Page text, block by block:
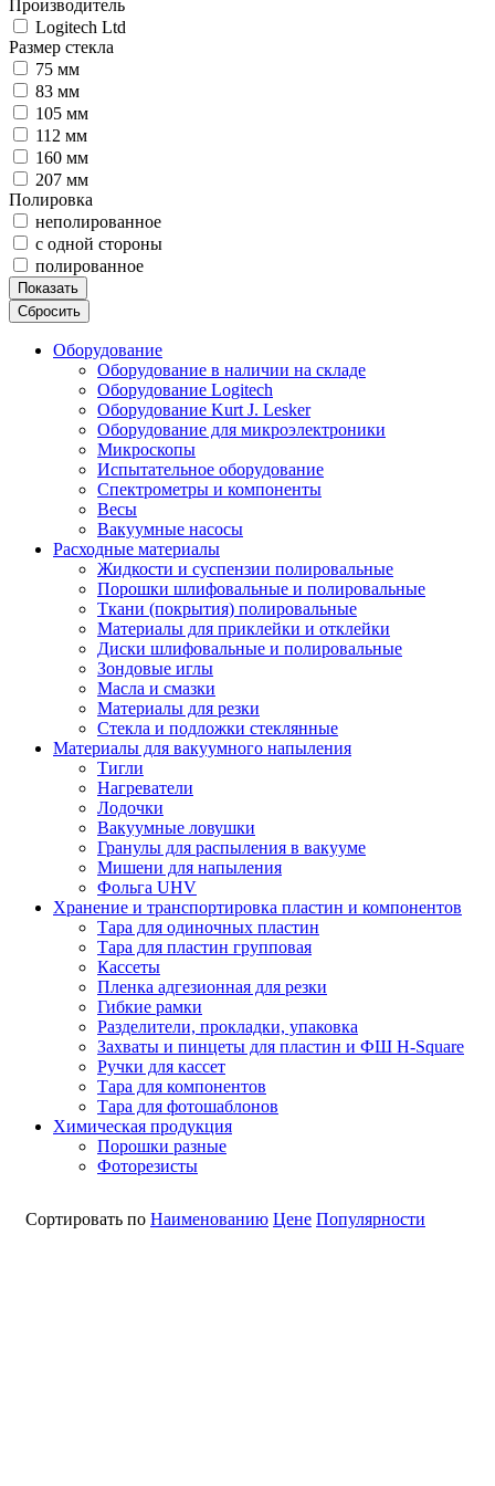
Производитель
Logitech Ltd
Размер стекла
75 мм
83 мм
105 мм
112 мм
160 мм
207 мм
Полировка
неполированное
с одной стороны
полированное
Показать
Сбросить
Оборудование
Оборудование в наличии на складе
Оборудование Logitech
Оборудование Kurt J. Lesker
Оборудование для микроэлектроники
Микроскопы
Испытательное оборудование
Спектрометры и компоненты
Весы
Вакуумные насосы
Расходные материалы
Жидкости и суспензии полировальные
Порошки шлифовальные и полировальные
Ткани (покрытия) полировальные
Материалы для приклейки и отклейки
Диски шлифовальные и полировальные
Зондовые иглы
Масла и смазки
Материалы для резки
Стекла и подложки стеклянные
Материалы для вакуумного напыления
Тигли
Нагреватели
Лодочки
Вакуумные ловушки
Гранулы для распыления в вакууме
Мишени для напыления
Фольга UHV
Хранение и транспортировка пластин и компонентов
Тара для одиночных пластин
Тара для пластин групповая
Кассеты
Пленка адгезионная для резки
Гибкие рамки
Разделители, прокладки, упаковка
Захваты и пинцеты для пластин и ФШ H-Square
Ручки для кассет
Тара для компонентов
Тара для фотошаблонов
Химическая продукция
Порошки разные
Фоторезисты
Сортировать по Наименованию Цене Популярности